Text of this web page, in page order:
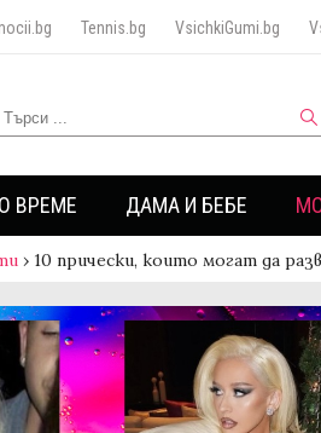
Tennis.bg VsichkiGumi.bg
ВРЕМЕ ДАМА И БЕБЕ
› 10 прически, които могат да